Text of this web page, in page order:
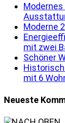
Moderne
mit zwei
Schöner
mit 6
Neueste